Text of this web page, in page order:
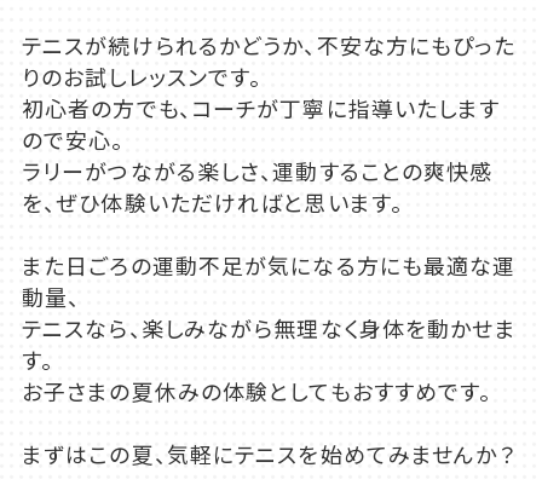
テニスが続けられるかどうか、不安な方にもぴった
りのお試しレッスンです。
初心者の方でも、コーチが丁寧に指導いたします
ので安心。
ラリーがつながる楽しさ、運動することの爽快感
を、ぜひ体験いただければと思います。
また日ごろの運動不足が気になる方にも最適な運
動量、
テニスなら、楽しみながら無理なく身体を動かせま
す。
お子さまの夏休みの体験としてもおすすめです。
まずはこの夏、気軽にテニスを始めてみませんか？